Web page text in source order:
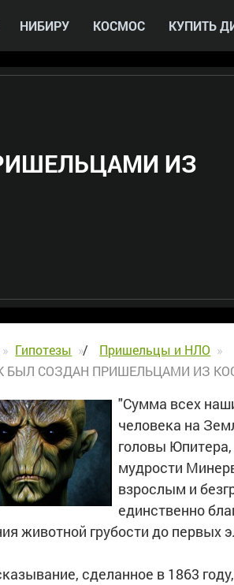
НИБИРУ КОСМОС КУПИТЬ
ИЗ
Гипотезы /
Пришельцы и НЛО
БЫЛ СОЗДАН ПРИШЕЛЬЦАМИ ИЗ
"Сумма всех
человека на
головы
мудрости
взрослым и
единственно
животной грубости до первых
сделанное в 1863